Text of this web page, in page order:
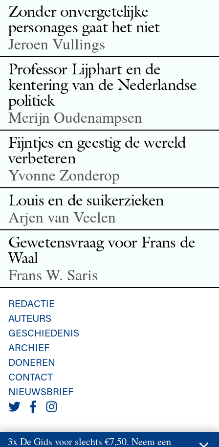
Zonder onvergetelijke
personages gaat het niet
Jeroen Vullings
Professor Lijphart en de
kentering van de Nederlandse
politiek
Merijn Oudenampsen
Fijntjes en geestig de wereld
verbeteren
Yvonne Zonderop
Louis en de suikerzieken
Arjen van Veelen
Gewetensvraag voor Frans de
Waal
Frans W. Saris
REDACTIE
AUTEURS
GESCHIEDENIS
ARCHIEF
DONEREN
CONTACT
NIEUWSBRIEF
3x De Gids voor slechts €7,50. Neem een